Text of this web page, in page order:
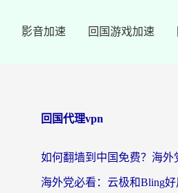
影音加速 回国游戏加速
回国代理vpn